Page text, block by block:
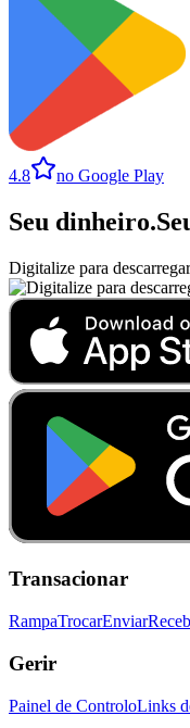
4.8 no Google Play
Seu dinheiro.
Digitalize para
Transacionar
RampaTrocarEnviar
Gerir
Painel de ControloLinks